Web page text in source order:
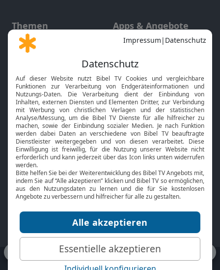
Themen
Gott und Bibel erklärt
Neuigkeiten
Apps & Angebote
Mobile App
Smart TV
HbbTV
Bibelthek Online-Bibel
Nächster Gottesdienst
Bibel TV
Über uns
Jobs
Mediadaten
Service
Kontakt
TV-Empfang
bibeltv.de: Impressum
Datenschutz